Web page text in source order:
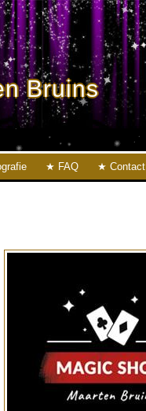
Bruins
FAQ Contact